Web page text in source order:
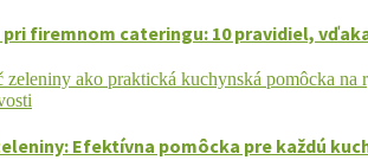
firemnom cateringu: 10 pravidiel,
Efektívna pomôcka pre každú